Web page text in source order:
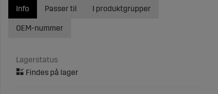
Info
Lagerstatus
Passer til I produktgrupper
OEM-nummer